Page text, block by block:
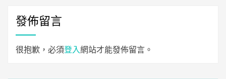
發佈留言
很抱歉，必須登入網站才能發佈留言。